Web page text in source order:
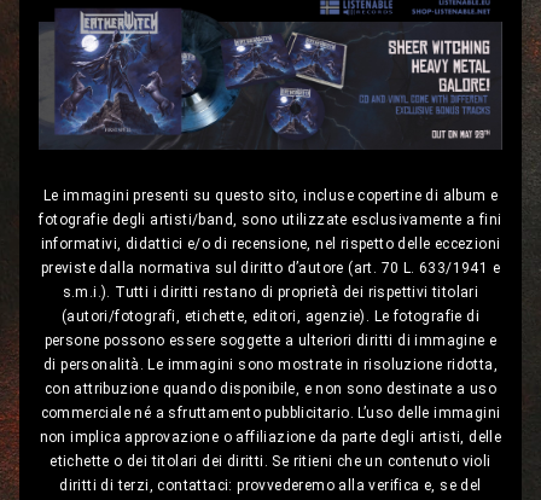
Le immagini presenti su questo sito, incluse copertine di album e
fotografie degli artisti/band, sono utilizzate esclusivamente a fini
informativi, didattici e/o di recensione, nel rispetto delle eccezioni
previste dalla normativa sul diritto d’autore (art. 70 L. 633/1941 e
s.m.i.). Tutti i diritti restano di proprietà dei rispettivi titolari
(autori/fotografi, etichette, editori, agenzie). Le fotografie di
persone possono essere soggette a ulteriori diritti di immagine e
di personalità. Le immagini sono mostrate in risoluzione ridotta,
con attribuzione quando disponibile, e non sono destinate a uso
commerciale né a sfruttamento pubblicitario. L’uso delle immagini
non implica approvazione o affiliazione da parte degli artisti, delle
etichette o dei titolari dei diritti. Se ritieni che un contenuto violi
diritti di terzi, contattaci: provvederemo alla verifica e, se del